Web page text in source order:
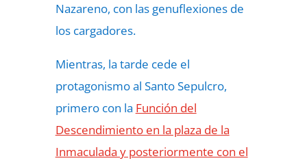
Nazareno, con las genuflexiones de
los cargadores.
Mientras, la tarde cede el
protagonismo al Santo Sepulcro,
primero con la Función del
Descendimiento en la plaza de la
Inmaculada y posteriormente con el